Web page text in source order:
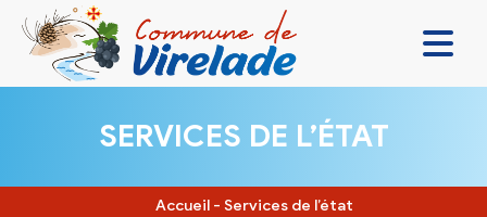
VIVRE ENSEMBLE
SE DIVERTIR
SERVICES DE L’ÉTAT
Accueil - Services de l’état